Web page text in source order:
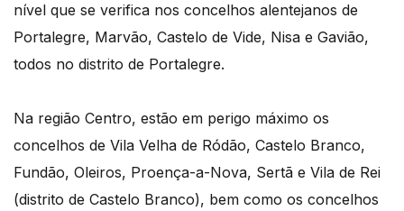
nível que se verifica nos concelhos alentejanos de
Portalegre, Marvão, Castelo de Vide, Nisa e Gavião,
todos no distrito de Portalegre.
Na região Centro, estão em perigo máximo os
concelhos de Vila Velha de Ródão, Castelo Branco,
Fundão, Oleiros, Proença-a-Nova, Sertã e Vila de Rei
(distrito de Castelo Branco), bem como os concelhos